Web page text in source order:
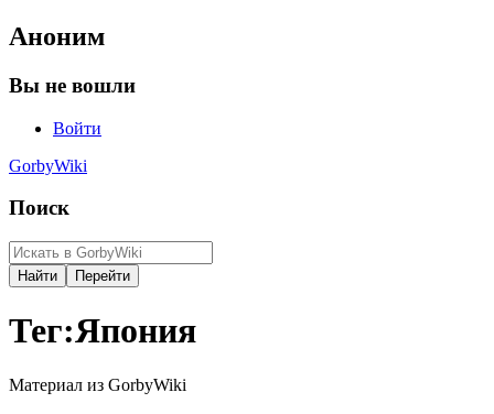
Аноним
Вы не вошли
Войти
GorbyWiki
Поиск
Тег:Япония
Материал из GorbyWiki